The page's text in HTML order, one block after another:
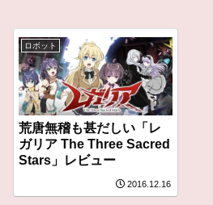
集ア
ラム
ビュー
メ」アニメ
コラム #私を
構成する5つ
のアニメ
ロボット
荒唐無稽も甚だしい「レ
ガリア The Three Sacred
Stars」レビュー
2016.12.16